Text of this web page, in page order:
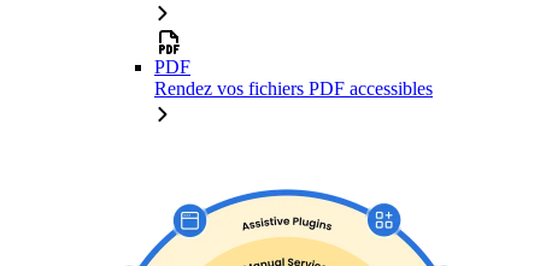
PDF
Rendez vos fichiers PDF accessibles